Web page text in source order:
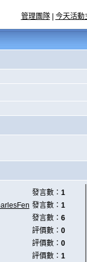
管理團隊| 今天活動
發言數： 1
發言數： 1
發言數： 6
評價數： 0
評價數： 0
評價數： 1